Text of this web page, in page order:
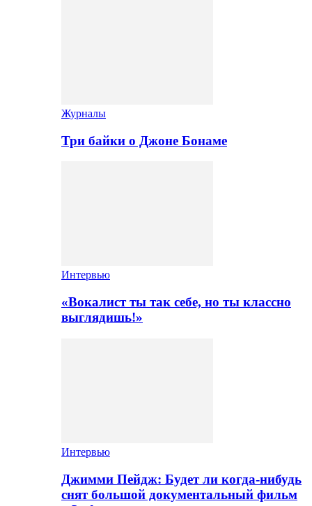
Журналы
Три байки о Джоне Бонаме
Интервью
«Вокалист ты так себе, но ты классно
выглядишь!»
Интервью
Джимми Пейдж: Будет ли когда-нибудь
снят большой документальный фильм